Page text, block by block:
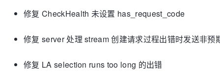
修复 CheckHealth 未设置 has_request_code
修复 server 处理 stream 创建请求过程出错时发送非预
修复 LA selection runs too long 的出错